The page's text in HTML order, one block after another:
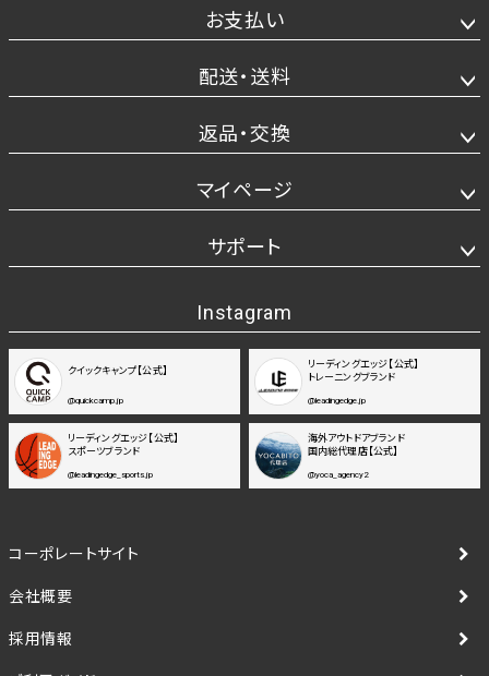
お支払い
配送・送料
返品・交換
マイページ
サポート
Instagram
クイックキャンプ【公式】
@quickcamp.jp
リーディングエッジ【公式】
トレーニングブランド
@leadingedge.jp
リーディングエッジ【公式】
スポーツブランド
@leadingedge_sports.jp
海外アウトドアブランド
国内総代理店【公式】
@yoca_agency2
コーポレートサイト
会社概要
採用情報